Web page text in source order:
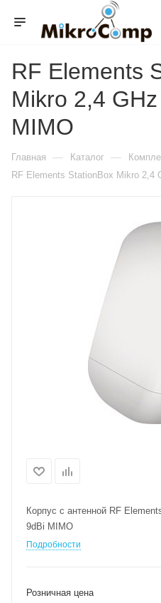
RF Elements
Mikro 2,4
MIMO
Главная — Каталог —
RF Elements StationBox Mikro 2,4
Корпус с антенной RF
9dBi MIMO
Подробности
Розничная цена